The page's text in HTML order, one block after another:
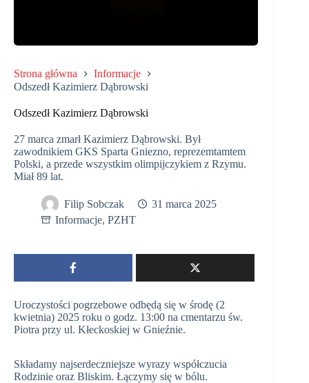
Strona główna
Informacje
Odszedł Kazimierz Dąbrowski
Odszedł Kazimierz Dąbrowski
27 marca zmarł Kazimierz Dąbrowski. Był
zawodnikiem GKS Sparta Gniezno, reprezemtamtem
Polski, a przede wszystkim olimpijczykiem z Rzymu.
Miał 89 lat.
Filip Sobczak
31 marca 2025
Informacje, PZHT
Uroczystości pogrzebowe odbędą się w środę (2
kwietnia) 2025 roku o godz. 13:00 na cmentarzu św.
Piotra przy ul. Kłeckoskiej w Gnieźnie.
Składamy najserdeczniejsze wyrazy współczucia
Rodzinie oraz Bliskim. Łączymy się w bólu.